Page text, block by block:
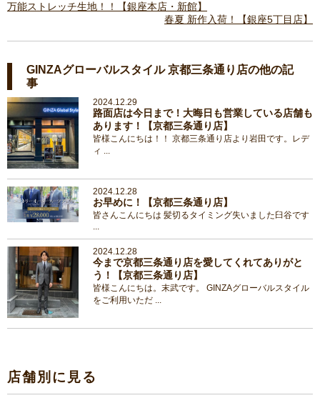
万能ストレッチ生地！！【銀座本店・新館】
春夏 新作入荷！【銀座5丁目店】
GINZAグローバルスタイル 京都三条通り店の他の記
事
2024.12.29
路面店は今日まで！大晦日も営業している店舗も
あります！【京都三条通り店】
皆様こんにちは！！ 京都三条通り店より岩田です。レデ
ィ ...
2024.12.28
お早めに！【京都三条通り店】
皆さんこんにちは 髪切るタイミング失いました臼谷です
...
2024.12.28
今まで京都三条通り店を愛してくれてありがと
う！【京都三条通り店】
皆様こんにちは。末武です。 GINZAグローバルスタイル
をご利用いただ ...
店舗別に見る